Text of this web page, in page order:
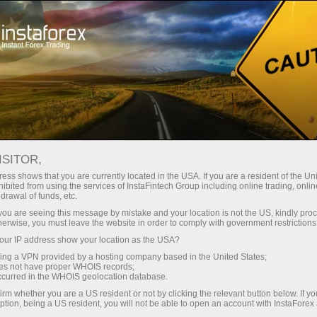
तुरंत खाता खोलना ट्रेडिंग प्लेटफॉर्म
के लिए निवेशकों के लिए भागीदारों के लिए अभियान
डेमो खाता खोलें
समीक्षाओं और नवीनतम फॉरेक्स समाचारों का सारांश प्रस्तुत
करते हैं और समय बचाने में मदद करते हैं। आरएसएस प्रारूप संदेशों के
अलावा, आप समाचार प्रवाह की एक भाषा भी चुन सकते हैं
आरएसएस फ़ीड
shows that you are currently located in the USA. If you are a resident of the
from using the services of InstaFintech Group including online trading,
of funds, etc.
are seeing this message by mistake and your location is not the US, kindly
you must leave the website in order to comply with government
IP address show your location as the USA?
a VPN provided by a hosting company based in the United States;
not have proper WHOIS records;
in the WHOIS geolocation database.
whether you are a US resident or not by clicking the relevant button below. If
being a US resident, you will not be able to open an account with InstaForex